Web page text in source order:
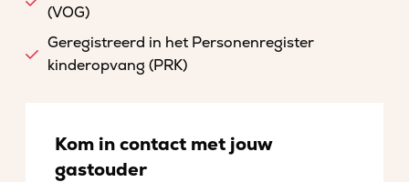
(VOG)
Geregistreerd in het Personenregister
kinderopvang (PRK)
Kom in contact met jouw
gastouder